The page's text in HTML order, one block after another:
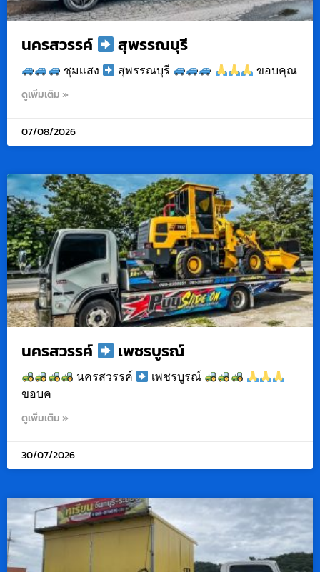
นครสวรรค์ สุพรรณบุรี
ชุมเเสง สุพรรณบุรี ขอบคุณ
ดูเพิ่มเติม »
07/08/2026
นครสวรรค์ เพชรบูรณ์
นครสวรรค์
เพชรบูรณ์
ขอบค
ดูเพิ่มเติม »
30/07/2026